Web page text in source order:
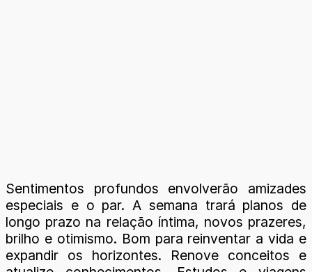
Sentimentos profundos envolverão amizades
especiais e o par. A semana trará planos de
longo prazo na relação íntima, novos prazeres,
brilho e otimismo. Bom para reinventar a vida e
expandir os horizontes. Renove conceitos e